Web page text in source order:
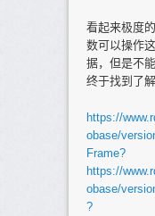
看起来极度
数可以操作
据，但是不
终于找到了解
https://
obase/
Frame?
https://
obase/
?